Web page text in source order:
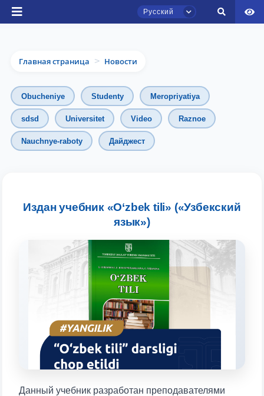
Русский
Главная страница > Новости
Obucheniye Studenty Meropriyatiya
sdsd Universitet Video Raznoe
Nauchnye-raboty Дайджест
Издан учебник «O‘zbek tili» («Узбекский
язык»)
Данный учебник разработан преподавателями
Чат приёмной комиссии ТГЮУ
Онлайн
Оставляйте здесь свои обращения по
вопросам приёма.
Выберите тему — затем появятся
конкретные вопросы:
1. Документы (бакалавр) (5)
3. Собеседование (бакалавр) (8)
4. Собеседование (магистр) (5)
6. Онлайн-заявки (15)